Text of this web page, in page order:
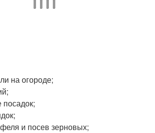
на огороде;
и посев зерновых;